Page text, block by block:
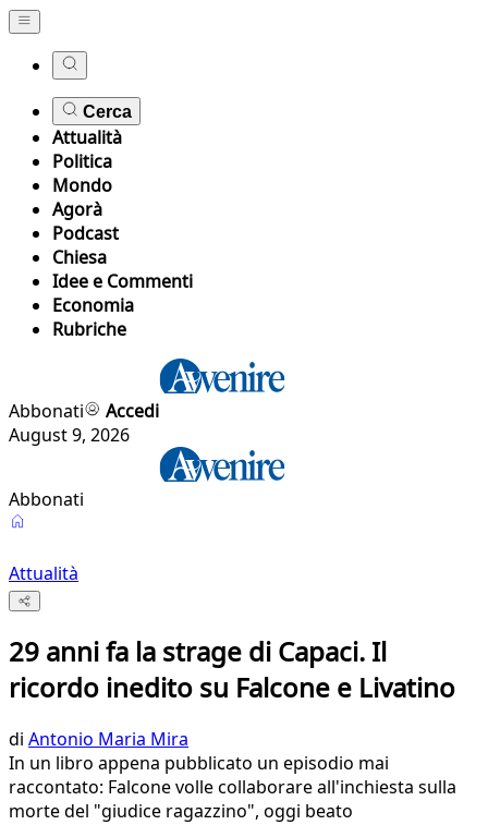
Cerca
Attualità
Politica
Mondo
Agorà
Podcast
Chiesa
Idee e Commenti
Economia
Rubriche
Abbonati
Accedi
August 9, 2026
Abbonati
Attualità
29 anni fa la strage di Capaci. Il
ricordo inedito su Falcone e Livatino
di Antonio Maria Mira
In un libro appena pubblicato un episodio mai
raccontato: Falcone volle collaborare all'inchiesta sulla
morte del "giudice ragazzino", oggi beato